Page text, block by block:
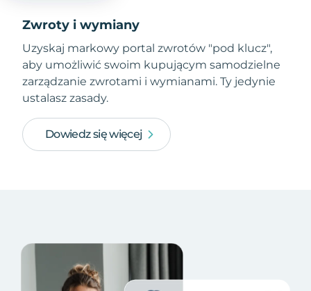
Zwroty i wymiany
Uzyskaj markowy portal zwrotów "pod klucz",
aby umożliwić swoim kupującym samodzielne
zarządzanie zwrotami i wymianami. Ty jedynie
ustalasz zasady.
Dowiedz się więcej